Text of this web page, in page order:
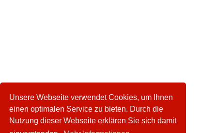
Unsere Webseite verwendet Cookies, um Ihnen
einen optimalen Service zu bieten. Durch die
Nutzung dieser Webseite erklären Sie sich damit